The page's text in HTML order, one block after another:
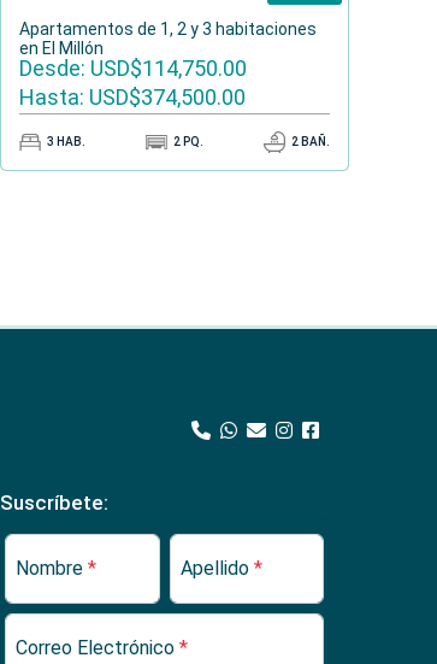
Apartamentos de 1, 2 y 3 habitaciones
en El Millón
Desde: USD$114,750.00
Hasta: USD$374,500.00
3 HAB. 2 PQ. 2 BAÑ.
Suscríbete:
Nombre * Apellido *
Correo Electrónico *